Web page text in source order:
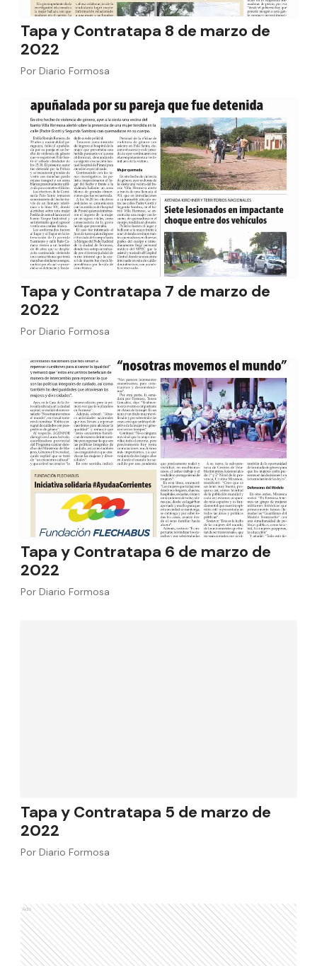
Tapa y Contratapa 8 de marzo de
2022
Por Diario Formosa
Tapa y Contratapa 7 de marzo de
2022
Por Diario Formosa
Tapa y Contratapa 6 de marzo de
2022
Por Diario Formosa
Tapa y Contratapa 5 de marzo de
2022
Por Diario Formosa
Ads